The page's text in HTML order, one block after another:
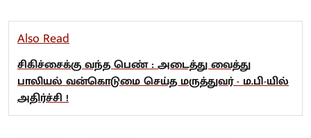
Also Read
சிகிச்சைக்கு வந்த பெண் : அடைத்து வைத்து
பாலியல் வன்கொடுமை செய்த மருத்துவர் - ம.பி-யில்
அதிர்ச்சி !